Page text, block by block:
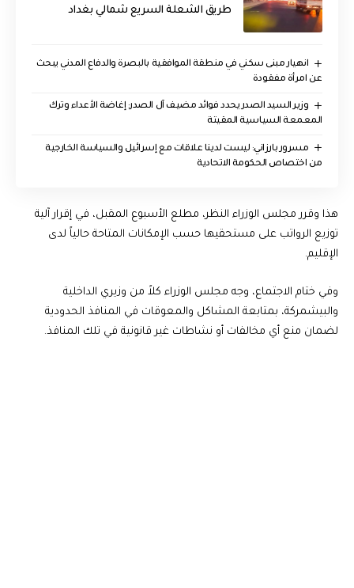
طريق الشعلة السريع شمالي بغداد
انهيار مبنى سكني في منطقة الموافقية بالبصرة والدفاع المدني يبحث
عن امرأة مفقودة
وزير السيد الصدر يحدد فوائد مضيف آل الصدر: إغاضة الأعداء وترك
المعمعة السياسية المقيتة
مسرور بارزاني: ليست لدينا علاقات مع إسرائيل والسياسة الخارجية
من اختصاص الحكومة الاتحادية
هذا وقرر مجلس الوزراء النظر، مطلع الأسبوع المقبل، في إقرار آلية
توزيع الرواتب على مستحقيها حسب الإمكانات المتاحة حالياً لدى
الإقليم.
وفي ختام الاجتماع، وجه مجلس الوزراء كلاً من وزيري الداخلية
والبيشمركة، بمتابعة المشاكل والمعوقات في المنافذ الحدودية
لضمان منع أي مخالفات أو نشاطات غير قانونية في تلك المنافذ.